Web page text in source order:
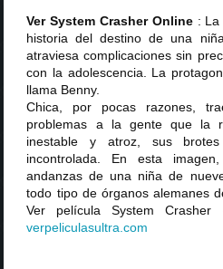
Ver System Crasher Online : La
historia del destino de una
atraviesa complicaciones sin
con la adolescencia. La
llama Benny.
Chica, por pocas razones,
problemas a la gente que la
inestable y atroz, sus
incontrolada. En esta
andanzas de una niña de
todo tipo de órganos alemanes
Ver película System
verpeliculasultra .com